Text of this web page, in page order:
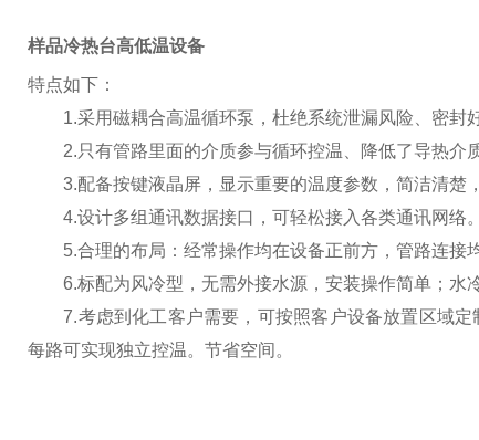
样品冷热台高低温设备
特点如下：
1.采用磁耦合高温循环泵，杜绝系统泄漏风险、密封
2.只有管路里面的介质参与循环控温、降低了导热介
3.配备按键液晶屏，显示重要的温度参数，简洁清楚，
4.设计多组通讯数据接口，可轻松接入各类通讯网络。
5.合理的布局：经常操作均在设备正前方，管路连接均
6.标配为风冷型，无需外接水源，安装操作简单；水冷
7.考虑到化工客户需要，可按照客户设备放置区域定
每路可实现独立控温。节省空间。